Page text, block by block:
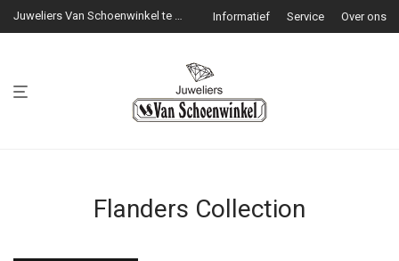
Juweliers Van Schoenwinkel te Genk Informatief Service Over ons
Flanders Collection